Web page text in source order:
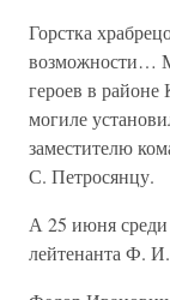
Горстка
возможности…
героев в районе
могиле
заместителю
С. Петросянцу.
А 25 июня среди
лейтенанта Ф.